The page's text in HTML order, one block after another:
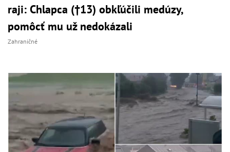
raji: Chlapca (†13) obkľúčili medúzy,
pomôcť mu už nedokázali
Zahraničné